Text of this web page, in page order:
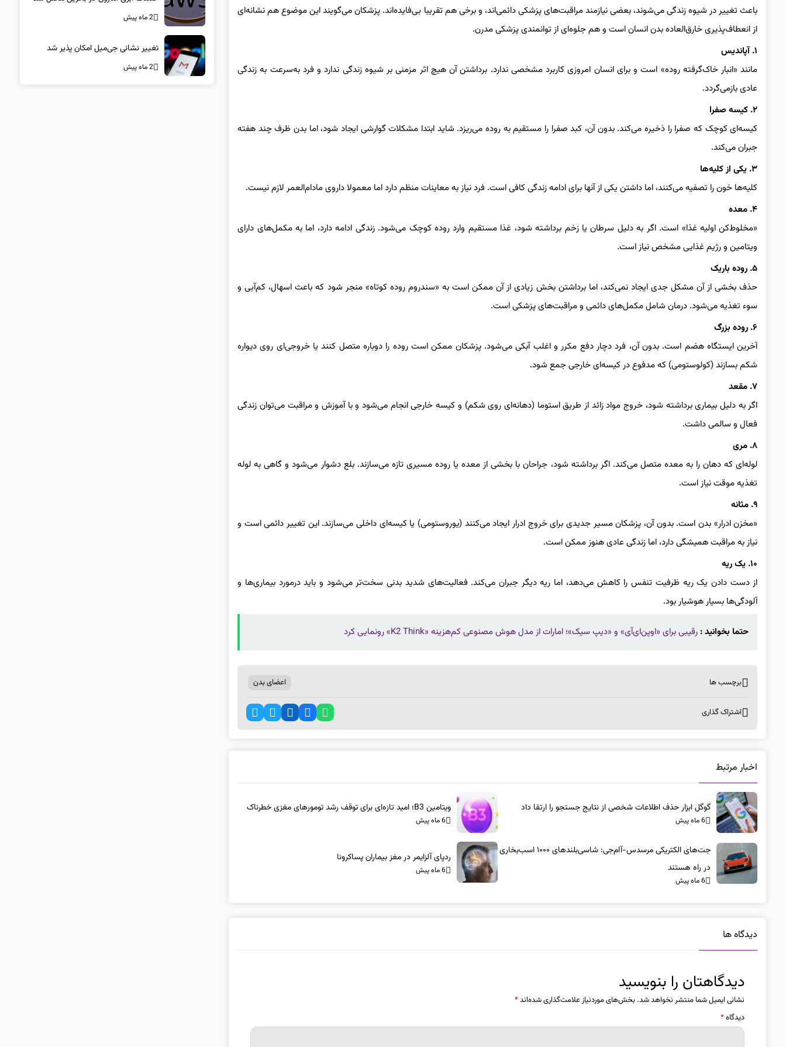
باعث تغییر در شیوه زندگی می‌شوند، بعضی نیازمند مراقبت‌های پزشکی دائمی‌اند، و برخی هم تقریبا بی‌فایده‌اند. پزشکان می‌گویند این موضوع هم نشانه‌ای
از انعطاف‌پذیری خارق‌العاده بدن انسان است و هم جلوه‌ای از توانمندی پزشکی مدرن.
۱. آپاندیس
مانند «انبار خاک‌گرفته روده» است و برای انسان امروزی کاربرد مشخصی ندارد. برداشتن آن هیچ اثر مزمنی بر شیوه زندگی ندارد و فرد به‌سرعت به زندگی
عادی بازمی‌گردد.
۲. کیسه صفرا
کیسه‌ای کوچک که صفرا را ذخیره می‌کند. بدون آن، کبد صفرا را مستقیم به روده می‌ریزد. شاید ابتدا مشکلات گوارشی ایجاد شود، اما بدن ظرف چند هفته
جبران می‌کند.
۳. یکی از کلیه‌ها
کلیه‌ها خون را تصفیه می‌کنند، اما داشتن یکی از آنها برای ادامه زندگی کافی است. فرد نیاز به معاینات منظم دارد اما معمولا داروی مادام‌العمر لازم نیست.
۴. معده
«مخلوط‌کن اولیه غذا» است. اگر به دلیل سرطان یا زخم برداشته شود، غذا مستقیم وارد روده کوچک می‌شود. زندگی ادامه دارد، اما به مکمل‌های دارای
ویتامین و رژیم غذایی مشخص نیاز است.
۵. روده باریک
حذف بخشی از آن مشکل جدی ایجاد نمی‌کند، اما برداشتن بخش زیادی از آن ممکن است به «سندروم روده کوتاه» منجر شود که باعث اسهال، کم‌آبی و
سوء تغذیه می‌شود. درمان شامل مکمل‌های دائمی و مراقبت‌های پزشکی است.
۶. روده بزرگ
آخرین ایستگاه هضم است. بدون آن، فرد دچار دفع مکرر و اغلب آبکی می‌شود. پزشکان ممکن است روده را دوباره متصل کنند یا خروجی‌ای روی دیواره
شکم بسازند (کولوستومی) که مدفوع در کیسه‌ای خارجی جمع شود.
۷. مقعد
اگر به دلیل بیماری برداشته شود، خروج مواد زائد از طریق استوما (دهانه‌ای روی شکم) و کیسه خارجی انجام می‌شود و با آموزش و مراقبت می‌توان زندگی
فعال و سالمی داشت.
۸. مری
لوله‌ای که دهان را به معده متصل می‌کند. اگر برداشته شود، جراحان با بخشی از معده یا روده مسیری تازه می‌سازند. بلع دشوار می‌شود و گاهی به لوله
تغذیه موقت نیاز است.
۹. مثانه
«مخزن ادرار» بدن است. بدون آن، پزشکان مسیر جدیدی برای خروج ادرار ایجاد می‌کنند (یوروستومی) یا کیسه‌ای داخلی می‌سازند. این تغییر دائمی است و
نیاز به مراقبت همیشگی دارد، اما زندگی عادی هنوز ممکن است.
۱۰. یک ریه
از دست دادن یک ریه ظرفیت تنفس را کاهش می‌دهد، اما ریه دیگر جبران می‌کند. فعالیت‌های شدید بدنی سخت‌تر می‌شود و باید درمورد بیماری‌ها و
آلودگی‌ها بسیار هوشیار بود.
حتما بخوانید : رقیبی برای «اوپن‌ای‌آی» و «دیپ سیک»؛ امارات از مدل هوش مصنوعی کم‌هزینه «K2 Think» رونمایی کرد
برچسب ها اعضای بدن
اشتراک گذاری
اخبار مرتبط
گوگل ابزار حذف اطلاعات شخصی از نتایج جستجو را ارتقا داد
6 ماه پیش
ویتامین B3؛ امید تازه‌ای برای توقف رشد تومورهای مغزی خطرناک
6 ماه پیش
جت‌های الکتریکی مرسدس-آام‌جی: شاسی‌بلندهای ۱۰۰۰ اسب‌بخاری
در راه هستند
6 ماه پیش
ردپای آلزایمر در مغز بیماران پساکرونا
6 ماه پیش
دیدگاه ها
دیدگاهتان را بنویسید
نشانی ایمیل شما منتشر نخواهد شد. بخش‌های موردنیاز علامت‌گذاری شده‌اند*
دیدگاه*
2 ماه پیش
تغییر نشانی جی‌میل امکان پذیر شد
2 ماه پیش